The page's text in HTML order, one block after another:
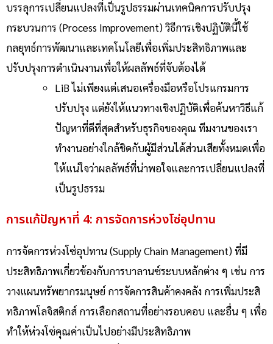
บรรลุการเปลี่ยนแปลงที่เป็นรูปธรรมผ่านเทคนิคการปรับปรุง
กระบวนการ (Process Improvement) วิธีการเชิงปฏิบัตินี้ใช้
กลยุทธ์การพัฒนาและเทคโนโลยีเพื่อเพิ่มประสิทธิภาพและ
ปรับปรุงการดำเนินงานเพื่อให้ผลลัพธ์ที่จับต้องได้
LiB ไม่เพียงแต่เสนอเครื่องมือหรือโปรแกรมการ
ปรับปรุง แต่ยังให้แนวทางเชิงปฏิบัติเพื่อค้นหาวิธีแก้
ปัญหาที่ดีที่สุดสำหรับธุรกิจของคุณ ทีมงานของเรา
ทำงานอย่างใกล้ชิดกับผู้มีส่วนได้ส่วนเสียทั้งหมดเพื่อ
ให้แน่ใจว่าผลลัพธ์ที่น่าพอใจและการเปลี่ยนแปลงที่
เป็นรูปธรรม
การแก้ปัญหาที่ 4: การจัดการห่วงโซ่อุปทาน
การจัดการห่วงโซ่อุปทาน (Supply Chain Management)ที่มี
ประสิทธิภาพเกี่ยวข้องกับการบาลานซ์ระบบหลักต่าง ๆ เช่น การ
วางแผนทรัพยากรมนุษย์ การจัดการสินค้าคงคลัง การเพิ่มประสิ
ทธิภาพโลจิสติกส์ การเลือกสถานที่อย่างรอบคอบ และอื่น ๆ เพื่อ
ทำให้ห่วงโซ่คุณค่าเป็นไปอย่างมีประสิทธิภาพ